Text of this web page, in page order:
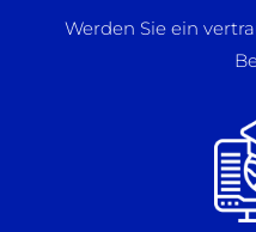
Werden Sie ein